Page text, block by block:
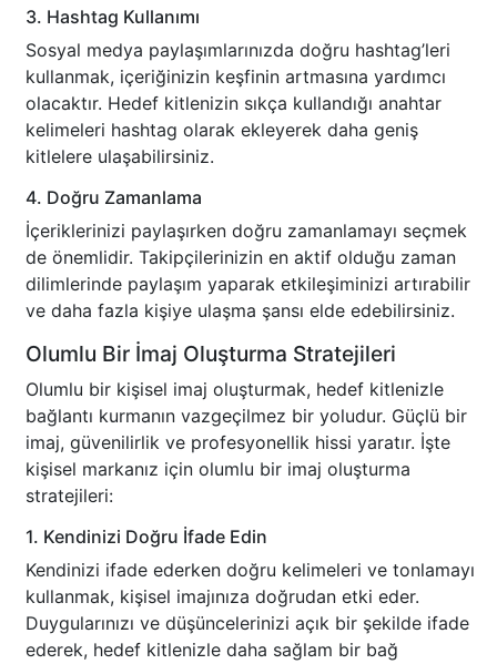
3. Hashtag Kullanımı
Sosyal medya paylaşımlarınızda doğru hashtag’leri
kullanmak, içeriğinizin keşfinin artmasına yardımcı
olacaktır. Hedef kitlenizin sıkça kullandığı anahtar
kelimeleri hashtag olarak ekleyerek daha geniş
kitlelere ulaşabilirsiniz.
4. Doğru Zamanlama
İçeriklerinizi paylaşırken doğru zamanlamayı seçmek
de önemlidir. Takipçilerinizin en aktif olduğu zaman
dilimlerinde paylaşım yaparak etkileşiminizi artırabilir
ve daha fazla kişiye ulaşma şansı elde edebilirsiniz.
Olumlu Bir İmaj Oluşturma Stratejileri
Olumlu bir kişisel imaj oluşturmak, hedef kitlenizle
bağlantı kurmanın vazgeçilmez bir yoludur. Güçlü bir
imaj, güvenilirlik ve profesyonellik hissi yaratır. İşte
kişisel markanız için olumlu bir imaj oluşturma
stratejileri:
1. Kendinizi Doğru İfade Edin
Kendinizi ifade ederken doğru kelimeleri ve tonlamayı
kullanmak, kişisel imajınıza doğrudan etki eder.
Duygularınızı ve düşüncelerinizi açık bir şekilde ifade
ederek, hedef kitlenizle daha sağlam bir bağ